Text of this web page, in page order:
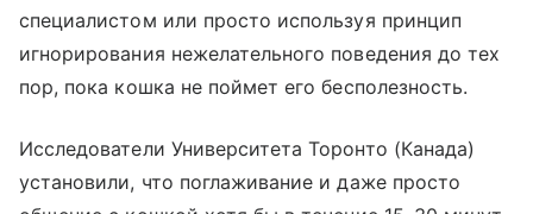
специалистом или просто используя принцип
игнорирования нежелательного поведения до тех
пор, пока кошка не поймет его бесполезность.
Исследователи Университета Торонто (Канада)
установили, что поглаживание и даже просто